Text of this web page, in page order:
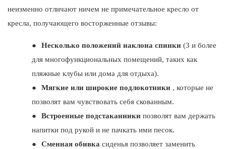
неизменно отличают ничем не примечательное кресло от
кресла, получающего восторженные отзывы:
● Несколько положений наклона спинки (3 и более
для многофункциональных помещений, таких как
пляжные клубы или дома для отдыха).
●
Мягкие или широкие подлокотники , которые не
позволят вам чувствовать себя скованным.
●
Встроенные подстаканники позволят вам держать
напитки под рукой и не пачкать ими песок.
●
Сменная обивка сиденья позволяет заменить